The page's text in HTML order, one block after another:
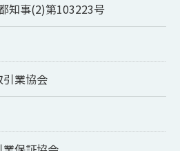
知事(2)第103223号
業協会